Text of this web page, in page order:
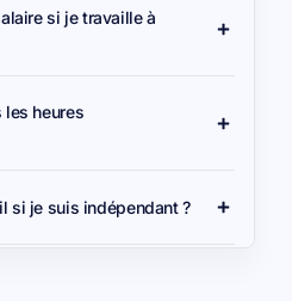
si je travaille à
heures
si je suis indépendant ?